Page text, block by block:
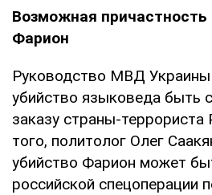
Возможная
Фарион
Руководство МВД Украины
убийство языковеда быть
заказу страны-
того, политолог Олег
убийство Фарион может
российской спецоперации